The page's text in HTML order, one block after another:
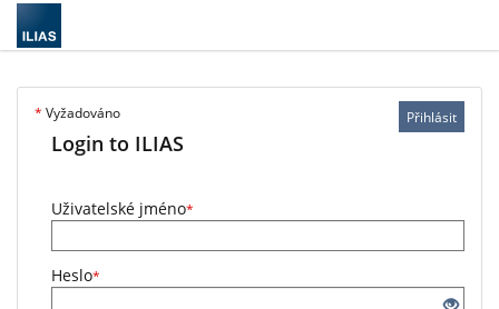
Přihlásit
* Vyžadováno
Login to ILIAS
Uživatelské jméno*
Heslo*